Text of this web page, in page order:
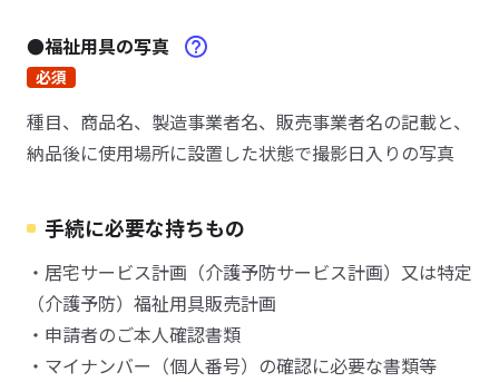
●福祉用具の写真
必須
種目、商品名、製造事業者名、販売事業者名の記載と、
納品後に使用場所に設置した状態で撮影日入りの写真
手続に必要な持ちもの
・居宅サービス計画（介護予防サービス計画）又は特定
（介護予防）福祉用具販売計画
・申請者のご本人確認書類
・マイナンバー（個人番号）の確認に必要な書類等